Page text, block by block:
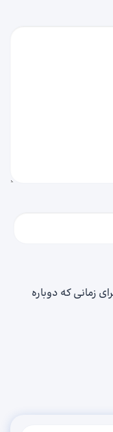
زمانی که دوباره